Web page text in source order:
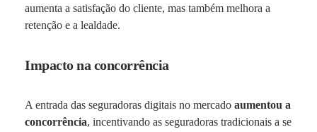
aumenta a satisfação do cliente, mas também melhora a
retenção e a lealdade.
Impacto na concorrência
A entrada das seguradoras digitais no mercado aumentou a
concorrência, incentivando as seguradoras tradicionais a se